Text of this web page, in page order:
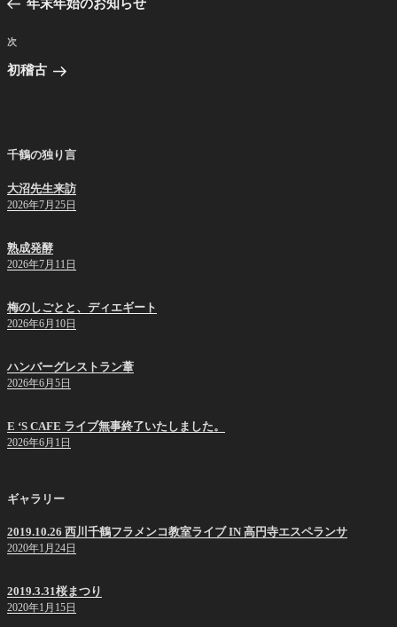
ナ
ビ
ゲ
ン
稿
年末年始のお知らせ
次
の
次
初稽古
千鶴の独り言
大沼先生来訪
2026年7月25日
熟成発酵
2026年7月11日
梅のしごとと、ディエギート
2026年6月10日
ハンバーグレストラン葦
2026年6月5日
E ‘S CAFE ライブ無事終了いたしました。
2026年6月1日
ギャラリー
2019.10.26 西川千鶴フラメンコ教室ライブ IN 高円寺エスペランサ
2020年1月24日
2019.3.31桜まつり
2020年1月15日